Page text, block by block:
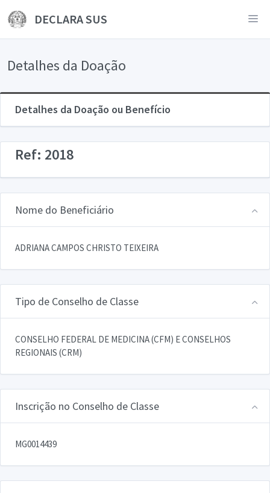
DECLARA SUS
Detalhes da Doação
Detalhes da Doação ou Benefício
Ref: 2018
Nome do Beneficiário
ADRIANA CAMPOS CHRISTO TEIXEIRA
Tipo de Conselho de Classe
CONSELHO FEDERAL DE MEDICINA (CFM) E CONSELHOS
REGIONAIS (CRM)
Inscrição no Conselho de Classe
MG0014439